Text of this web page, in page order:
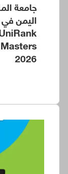
جامعة
اليمن
2026